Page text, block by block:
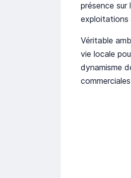
présence sur
exploitations
Véritable
vie locale
dynamisme